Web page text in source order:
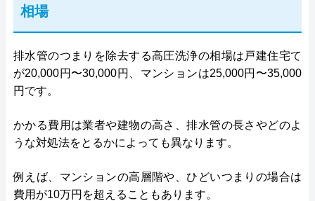
相場
排水管のつまりを除去する高圧洗浄の相場は戸建住宅て
が20,000円〜30,000円、マンションは25,000円〜35,000
円です。
かかる費用は業者や建物の高さ、排水管の長さやどのよ
うな対処法をとるかによっても異なります。
例えば、マンションの高層階や、ひどいつまりの場合は
費用が10万円を超えることもあります。